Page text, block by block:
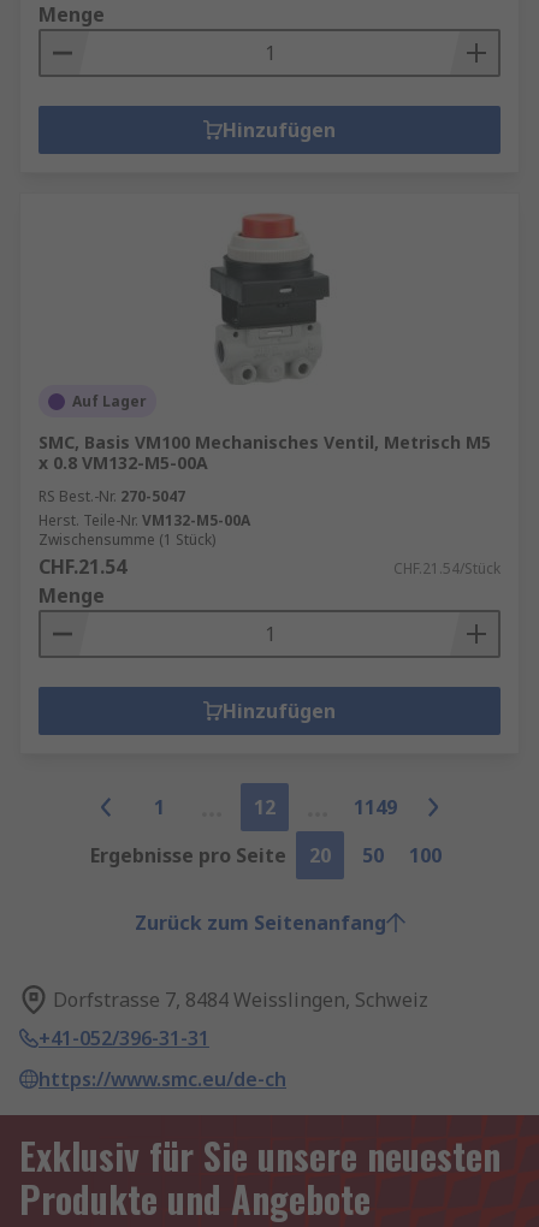
Menge
Hinzufügen
Auf Lager
SMC, Basis VM100 Mechanisches Ventil, Metrisch M5
x 0.8 VM132-M5-00A
RS Best.-Nr. 270-5047
Herst. Teile-Nr. VM132-M5-00A
Zwischensumme (1 Stück)
CHF.21.54 CHF.21.54/Stück
Menge
Hinzufügen
1 12
1149
Ergebnisse pro Seite
20 50 100
Zurück zum Seitenanfang
Dorfstrasse 7, 8484 Weisslingen, Schweiz
+41-052/396-31-31
https://www.smc.eu/de-ch
Exklusiv für Sie unsere neuesten
Produkte und Angebote